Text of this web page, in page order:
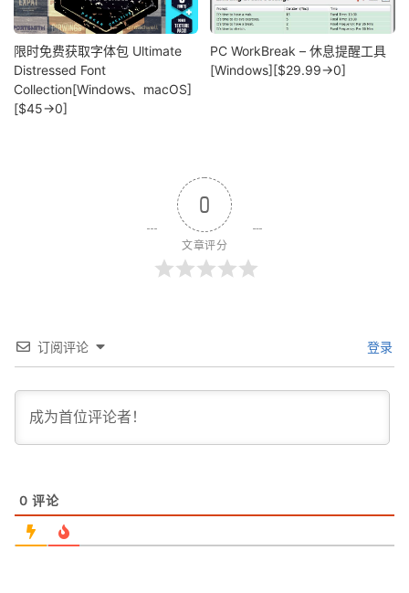
限时免费获取字体包 Ultimate
Distressed Font
Collection[Windows、macOS]
[$45→0]
PC WorkBreak – 休息提醒工具
[Windows][$29.99→0]
0
文章评分
订阅评论 登录
0 评论